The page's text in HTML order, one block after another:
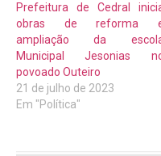
Prefeitura de Cedral
obras de reforma
ampliação da
Municipal Jesonias
povoado Outeiro
21 de julho de 2023
Em "Política"